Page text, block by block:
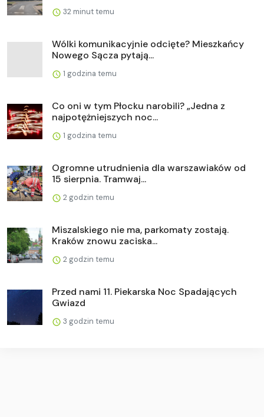
32 minut temu
Wólki komunikacyjnie odcięte? Mieszkańcy
Nowego Sącza pytają...
1 godzina temu
Co oni w tym Płocku narobili? „Jedna z
najpotężniejszych noc...
1 godzina temu
Ogromne utrudnienia dla warszawiaków od
15 sierpnia. Tramwaj...
2 godzin temu
Miszalskiego nie ma, parkomaty zostają.
Kraków znowu zaciska...
2 godzin temu
Przed nami 11. Piekarska Noc Spadających
Gwiazd
3 godzin temu